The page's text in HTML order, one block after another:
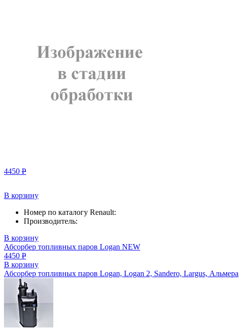
4450 Р
В корзину
Номер по каталогу Renault:
Производитель:
В корзину
Абсорбер топливных паров Logan NEW
4450 Р
В корзину
Абсорбер топливных паров Logan, Logan 2, Sandero, Largus, Альмера